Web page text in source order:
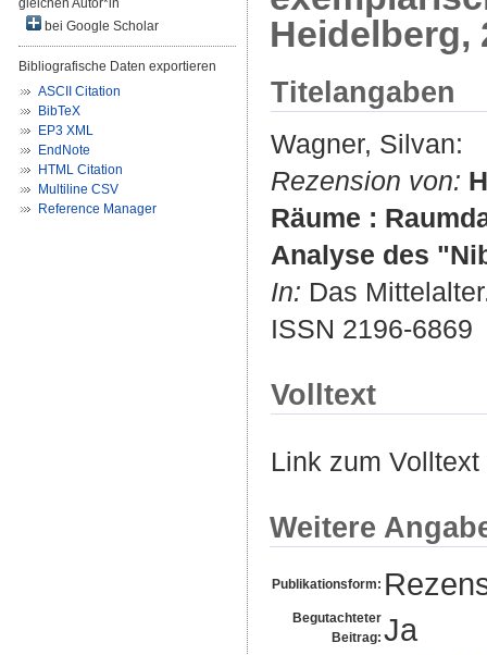
gleichen Autor*in
bei Google Scholar
Bibliografische Daten exportieren
ASCII Citation
BibTeX
EP3 XML
EndNote
HTML Citation
Multiline CSV
Reference Manager
Heidelberg,
Titelangaben
Wagner, Silvan:
Rezension von:
Räume :
Analyse des
In: Das
ISSN 2196-6869
Volltext
Link zum
Weitere
Publikationsform:
Begutachteter
Beitrag: Ja